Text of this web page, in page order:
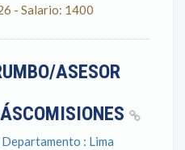
- Salario: 1400
ASESOR
: Lima